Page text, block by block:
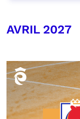
AVRIL 2027